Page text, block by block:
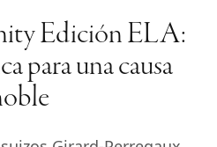
Edición ELA:
para una causa